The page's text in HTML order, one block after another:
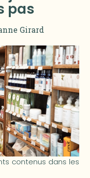
pas
Girard
contenus dans les